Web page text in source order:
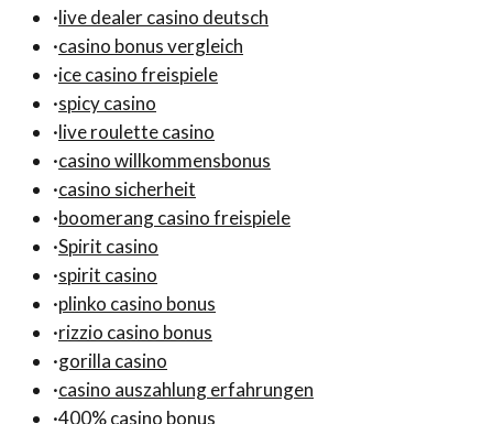
·live dealer casino deutsch
·casino bonus vergleich
·ice casino freispiele
·spicy casino
·live roulette casino
·casino willkommensbonus
·casino sicherheit
·boomerang casino freispiele
·Spirit casino
·spirit casino
·plinko casino bonus
·rizzio casino bonus
·gorilla casino
·casino auszahlung erfahrungen
·400% casino bonus